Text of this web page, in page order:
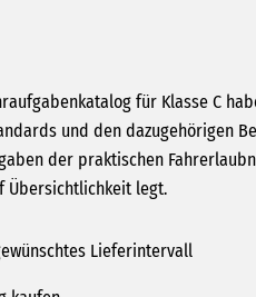
für Klasse C
und den dazugehörigen
der praktischen
Übersichtlichkeit legt.
Lieferintervall